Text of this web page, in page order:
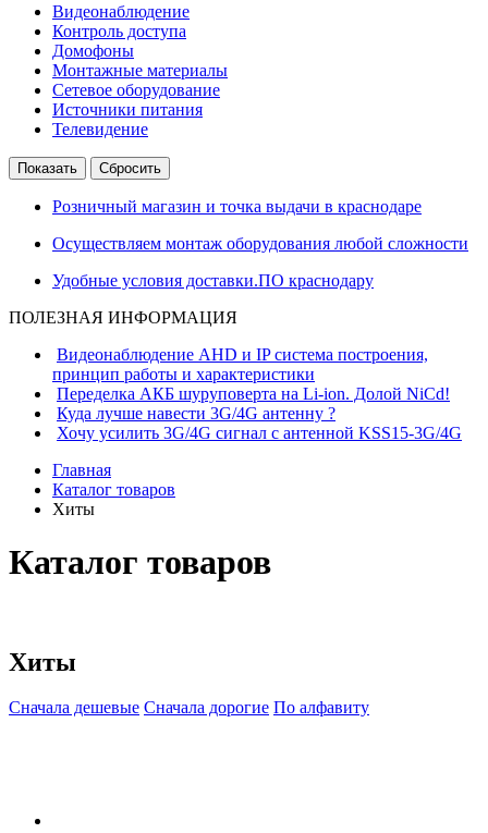
Видеонаблюдение
Контроль доступа
Домофоны
Монтажные материалы
Сетевое оборудование
Источники питания
Телевидение
Розничный магазин и точка выдачи в краснодаре
Осуществляем монтаж оборудования любой сложности
Удобные условия доставки.ПО краснодару
ПОЛЕЗНАЯ ИНФОРМАЦИЯ
Видеонаблюдение AHD и IP система построения,
принцип работы и характеристики
Переделка АКБ шуруповерта на Li-ion. Долой NiCd!
Куда лучше навести 3G/4G антенну ?
Хочу усилить 3G/4G сигнал с антенной KSS15-3G/4G
Главная
Каталог товаров
Хиты
Каталог товаров
Хиты
Сначала дешевые Сначала дорогие По алфавиту